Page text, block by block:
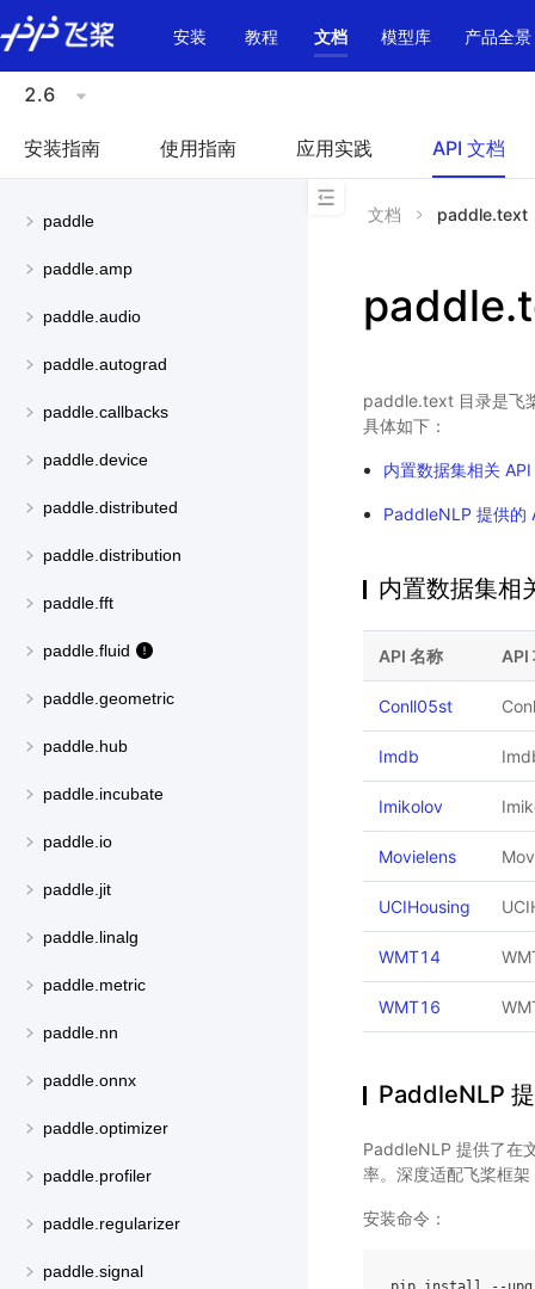
\u200E
安装
教程 文档 模型库 产品全景
2.6
安装指南 使用指南 应用实践 API 文档
paddle
paddle.amp
paddle.audio
paddle.autograd
paddle.callbacks
paddle.device
paddle.distributed
paddle.distribution
paddle.fft
paddle.fluid
paddle.geometric
paddle.hub
paddle.incubate
paddle.io
paddle.jit
paddle.linalg
paddle.metric
paddle.nn
paddle.onnx
paddle.optimizer
paddle.profiler
paddle.regularizer
paddle.signal
文档 paddle.text
paddle.text 目录是飞
具体如下：
内置数据集相关 API
PaddleNLP 提供的
内置数据集相
API 名称 API
Conll05st
Imdb
Imikolov
Movielens
UCIHousing
WMT14
WMT16
PaddleNLP
PaddleNLP 提供了在
率。深度适配飞桨框
安装命令：